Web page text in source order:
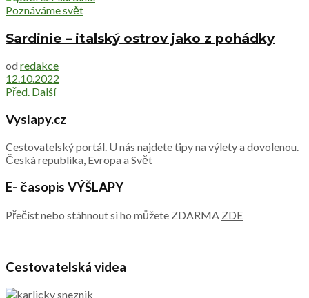
Poznáváme svět
Sardinie – italský ostrov jako z pohádky
od redakce
12.10.2022
Před. Další
Vyslapy.cz
Cestovatelský portál. U nás najdete tipy na výlety a dovolenou.
Česká republika, Evropa a Svět
E- časopis VÝŠLAPY
Přečíst nebo stáhnout si ho můžete ZDARMA ZDE
Cestovatelská videa